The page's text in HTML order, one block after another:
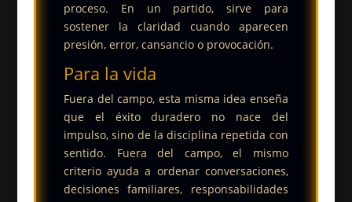
proceso. En un partido, sirve para
sostener la claridad cuando aparecen
presión, error, cansancio o provocación.
Para la vida
Fuera del campo, esta misma idea enseña
que el éxito duradero no nace del
impulso, sino de la disciplina repetida con
sentido. Fuera del campo, el mismo
criterio ayuda a ordenar conversaciones,
decisiones familiares, responsabilidades